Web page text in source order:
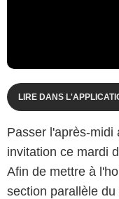
LIRE DANS
Passer l'après-midi
invitation ce mardi
Afin de mettre à
section parallèle